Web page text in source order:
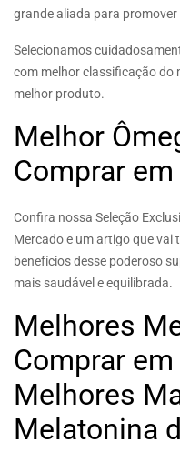
grande aliada para
Selecionamos
com melhor classificação do
melhor produto.
Melhor
Comprar
Confira nossa Seleção
Mercado e um artigo que vai
benefícios desse poderoso
mais saudável e equilibrada.
Melhores
Comprar em
Melhores
Melatonina